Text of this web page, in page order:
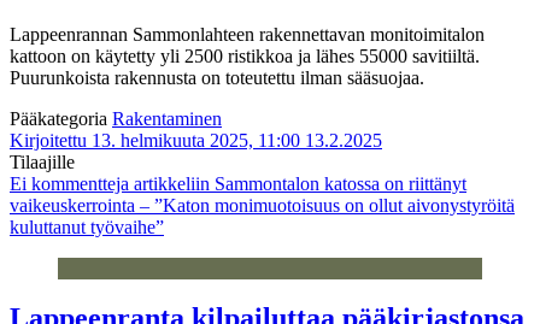
Lappeenrannan Sammonlahteen rakennettavan monitoimitalon
kattoon on käytetty yli 2500 ristikkoa ja lähes 55000 savitiiltä.
Puurunkoista rakennusta on toteutettu ilman sääsuojaa.
Pääkategoria Rakentaminen
Kirjoitettu 13. helmikuuta 2025, 11:00 13.2.2025
Tilaajille
Ei kommentteja artikkeliin Sammontalon katossa on riittänyt
vaikeuskerrointa – ”Katon monimuotoisuus on ollut aivonystyröitä
kuluttanut työvaihe”